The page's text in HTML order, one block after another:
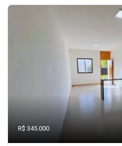
R$ 345.000